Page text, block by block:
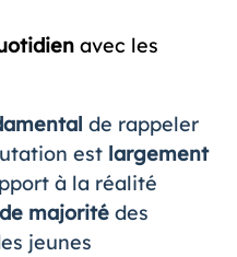
avec les
de rappeler
est largement
à la réalité
majoritédes
jeunes